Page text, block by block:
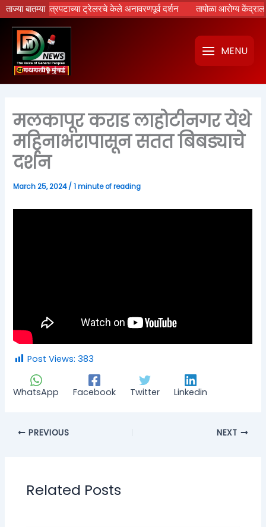
ताज्या बातम्याचित्रपटाच्या ट्रेलरचे केले अनावरणपूर्व दर्शन तापोळा आरोग्य केंद्राला
Skip
to
content
MENU
मलकापूर कराड लाहोटीनगर येथे
महिनाभरापासून सतत बिबड्याचे
दर्शन
March 25, 2024/1 minute of reading
Post Views: 383
WhatsApp Facebook Twitter Linkedin
PREVIOUS NEXT
Related Posts